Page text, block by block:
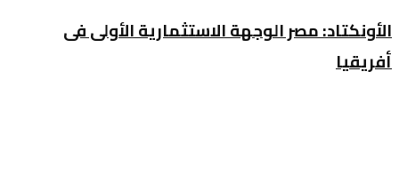
الأونكتاد: مصر الوجهة الاستثمارية الأولى فى
أفريقيا